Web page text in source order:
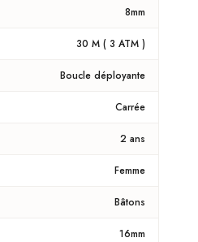
8mm
30 M ( 3 ATM )
Boucle déployante
Carrée
2 ans
Femme
Bâtons
16mm